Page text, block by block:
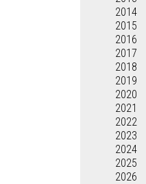
2014
2015
2016
2017
2018
2019
2020
2021
2022
2023
2024
2025
2026